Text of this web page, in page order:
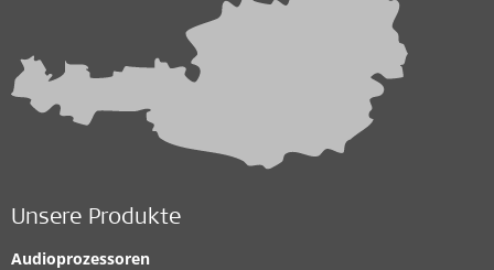
Unsere Produkte
Audioprozessoren